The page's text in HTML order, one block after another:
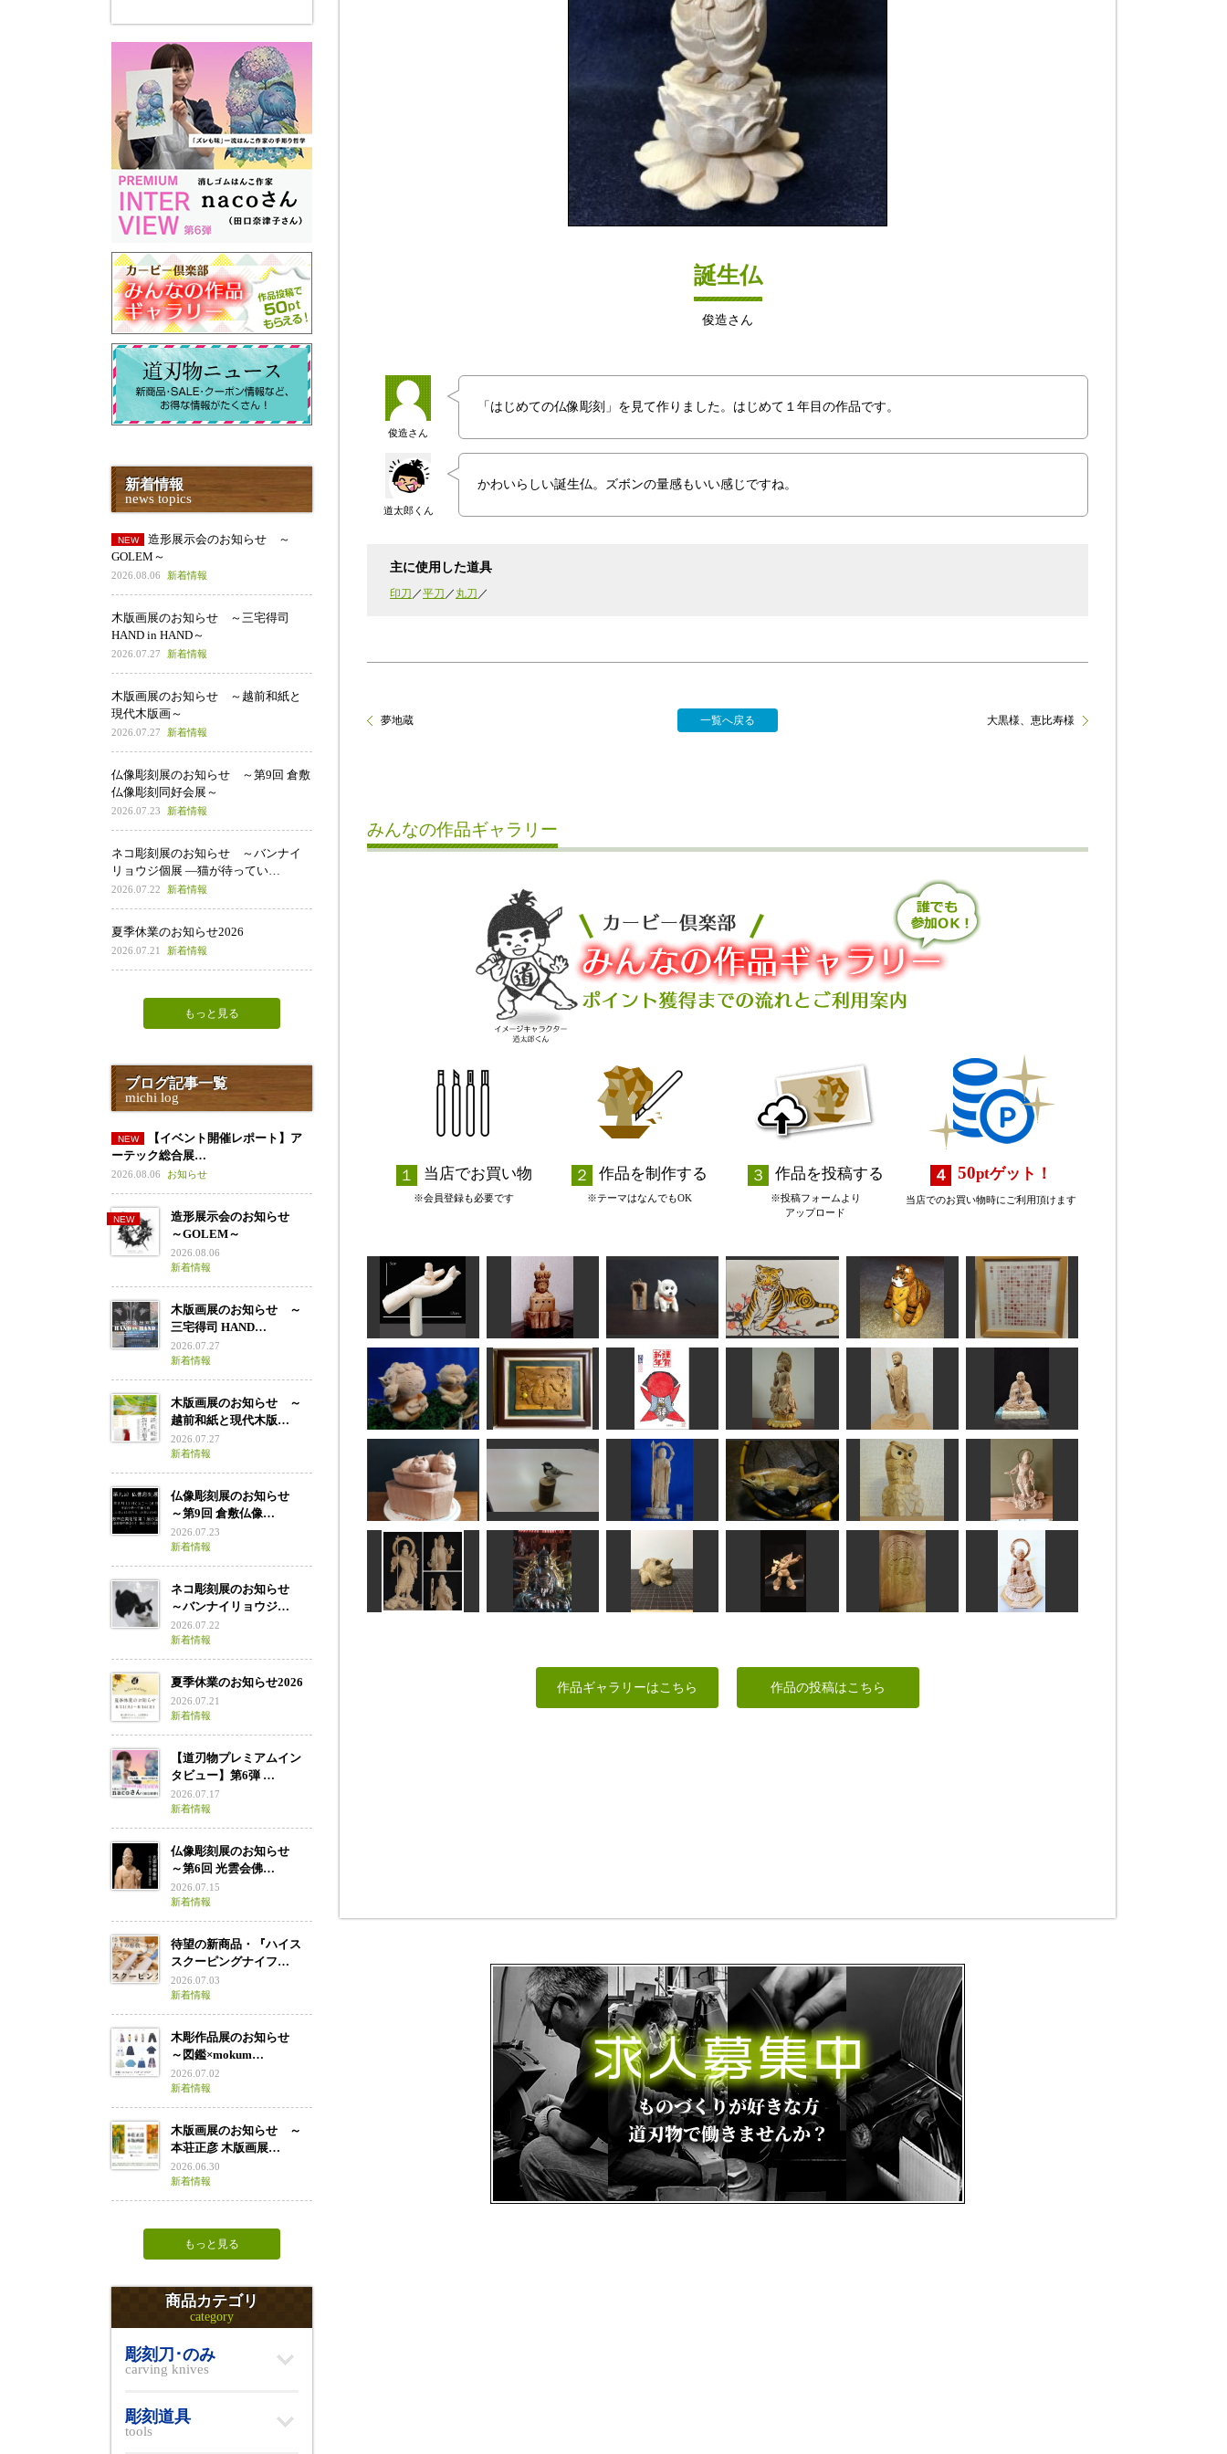
誕生仏
俊造さん
俊造さん
「はじめての仏像彫刻」を見て作りました。はじめて１年目の作品です。
道太郎くん
かわいらしい誕生仏。ズボンの量感もいい感じですね。
主に使用した道具
印刀 平刀 丸刀
夢地蔵 一覧へ戻る 大黒様、恵比寿様
みんなの作品ギャラリー
当店でお買い物
※会員登録も必要です
作品を制作する
※テーマはなんでもOK
作品を投稿する
※投稿フォームより
アップロード
50ptゲット！
当店でのお買い物時にご利用頂けます
み手童子
shadow
十一面観頭部
sigesama
犬
HANA
年賀状「寅」7
道刃物★所蔵参考作品
虎の威を借る狐
のりお
般若心経
英
わらべ風神雷神
kiyonk
厄滅の龍
一水
2016年年賀状 さ
るぼぼ
fuku
弥勒菩薩半跏思惟像
ちゅうさん
阿弥陀如来像
なんぺい
重源上人坐像
正念
なべ猫
N（エヌ）
シジュウカラ
ムラ
地蔵菩薩像
ta-chann
イワナ フクロウくん
矢野っち
雲中供養菩薩像南
20号
みっちゃん
大仏御身ぬぐい
sigesama
香箱長毛猫
波間
ゲルググ
ちゃーさん
聖観音レリーフ
作品ギャラリーはこちら 作品の投稿はこちら
新着情報
news topics
造形展示会のお知らせ ～
GOLEM～
2026.08.06 新着情報
木版画展のお知らせ ～三宅得司
HAND in HAND～
2026.07.27 新着情報
木版画展のお知らせ ～越前和紙と
現代木版画～
2026.07.27 新着情報
仏像彫刻展のお知らせ ～第9回 倉敷
仏像彫刻同好会展～
2026.07.23 新着情報
ネコ彫刻展のお知らせ ～バンナイ
リョウジ個展 ―猫が待ってい…
2026.07.22 新着情報
夏季休業のお知らせ2026
2026.07.21 新着情報
もっと見る
ブログ記事一覧
michi log
【イベント開催レポート】ア
ーテック総合展…
2026.08.06 お知らせ
造形展示会のお知らせ
～GOLEM～
2026.08.06
新着情報
木版画展のお知らせ ～
三宅得司 HAND…
2026.07.27
新着情報
木版画展のお知らせ ～
越前和紙と現代木版…
2026.07.27
新着情報
仏像彫刻展のお知らせ
～第9回 倉敷仏像…
2026.07.23
新着情報
ネコ彫刻展のお知らせ
～バンナイリョウジ…
2026.07.22
新着情報
夏季休業のお知らせ2026
2026.07.21
新着情報
【道刃物プレミアムイン
タビュー】第6弾 …
2026.07.17
新着情報
仏像彫刻展のお知らせ
～第6回 光雲会佛…
2026.07.15
新着情報
待望の新商品・『ハイス
スクーピングナイフ…
2026.07.03
新着情報
木彫作品展のお知らせ
～図鑑×mokum…
2026.07.02
新着情報
木版画展のお知らせ ～
本荘正彦 木版画展…
2026.06.30
新着情報
もっと見る
商品カテゴリ
category
彫刻刀･のみ
carving knives
彫刻道具
tools